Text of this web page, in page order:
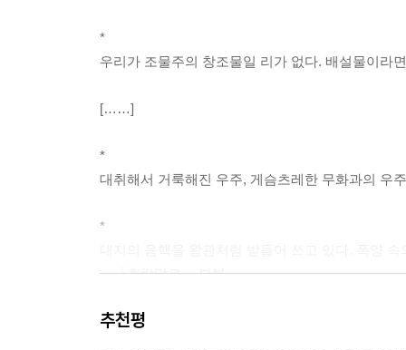
먹먹해지는 밤
내던지지. 먹어 치우는 내내 째지게 웃어댈 대가리
죽은 뒷날에는 개운하게 깨어납시다
*
우리가 조물주의 창조물일 리가 없다. 배설물이라
[……]
*
대취해서 거룩해진 우주, 게슴츠레한 무화과의 우
*
―「호랑말코」 부분
표제작 「호랑말코」는 ‘*’를 동반한 독립된 연
추천평